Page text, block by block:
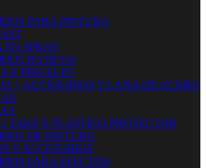
PARA PINTURA
EN SPRAY
BASICOS
Y PINCELES
+ ACCESORIOS Y LANA DE ACERO
TAKE Y PLASTICO PROTECTOR
DE PINTURA
Y ACCESORIOS
PARA EFECTOS